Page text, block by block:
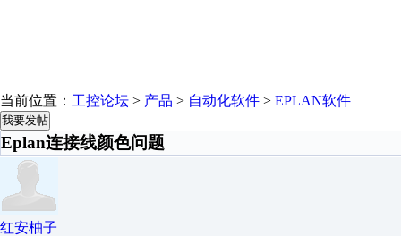
当前位置： 工控论坛 > 产品 > 自动化软件 > EPLAN软件
我要发帖
Eplan连接线颜色问题
红安柚子